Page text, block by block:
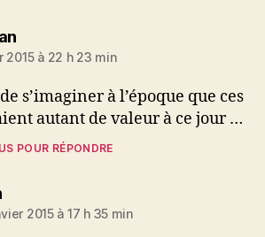
dit :
2015 à 22 h 23 min
s’imaginer à l’époque que ces
autant de valeur à ce jour …
POUR RÉPONDRE
dit :
2015 à 17 h 35 min